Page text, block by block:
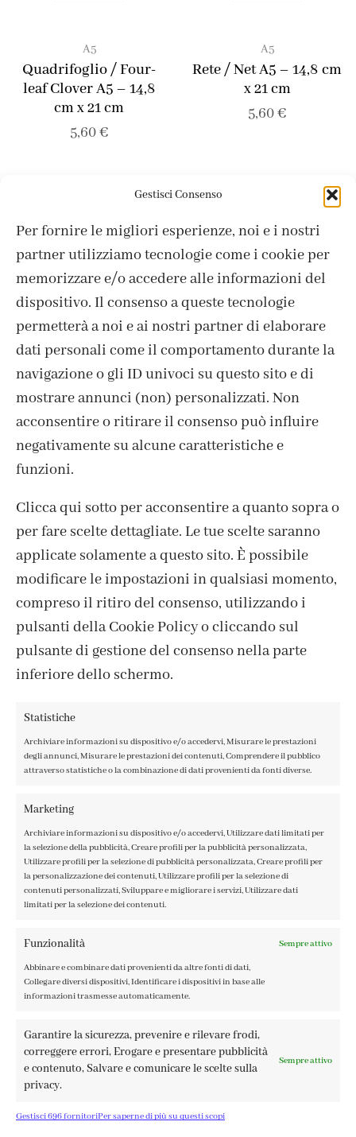
Gestisci Consenso
Per fornire le migliori esperienze, noi e i nostri
partner utilizziamo tecnologie come i cookie per
memorizzare e/o accedere alle informazioni del
dispositivo. Il consenso a queste tecnologie
permetterà a noi e ai nostri partner di elaborare
dati personali come il comportamento durante la
navigazione o gli ID univoci su questo sito e di
mostrare annunci (non) personalizzati. Non
acconsentire o ritirare il consenso può influire
negativamente su alcune caratteristiche e
funzioni.
Clicca qui sotto per acconsentire a quanto sopra o
per fare scelte dettagliate. Le tue scelte saranno
applicate solamente a questo sito. È possibile
modificare le impostazioni in qualsiasi momento,
compreso il ritiro del consenso, utilizzando i
pulsanti della Cookie Policy o cliccando sul
pulsante di gestione del consenso nella parte
inferiore dello schermo.
Statistiche
Archiviare informazioni su dispositivo e/o accedervi, Misurare le prestazioni
degli annunci, Misurare le prestazioni dei contenuti, Comprendere il pubblico
attraverso statistiche o la combinazione di dati provenienti da fonti diverse.
Marketing
Archiviare informazioni su dispositivo e/o accedervi, Utilizzare dati limitati per
la selezione della pubblicità, Creare profili per la pubblicità personalizzata,
Utilizzare profili per la selezione di pubblicità personalizzata, Creare profili per
la personalizzazione dei contenuti, Utilizzare profili per la selezione di
contenuti personalizzati, Sviluppare e migliorare i servizi, Utilizzare dati
limitati per la selezione dei contenuti.
Funzionalità Sempre attivo
Abbinare e combinare dati provenienti da altre fonti di dati,
Collegare diversi dispositivi, Identificare i dispositivi in base alle
informazioni trasmesse automaticamente.
Garantire la sicurezza, prevenire e rilevare frodi,
correggere errori, Erogare e presentare pubblicità
e contenuto, Salvare e comunicare le scelte sulla
privacy.
Sempre attivo
Gestisci 696 fornitoriPer saperne di più su questi scopi
A5
Quadrifoglio / Four-
leaf Clover A5 – 14,8
cm x 21 cm
5,60€
A5
Rete / Net A5 – 14,8 cm
x 21 cm
5,60€
Mostra altro
ISCRIVITI ALLA NEWSLETTER
CONTATTI
COOKIE POLICY
PRIVACY POLICY
TERMINI E CONDIZIONI
FABBRICA DEL COLORE, VIA TAGLIAMENTO 13, 23900 LECCO
– ©ABRALUX SRL P.IVA 01504540137 | DESIGN BY